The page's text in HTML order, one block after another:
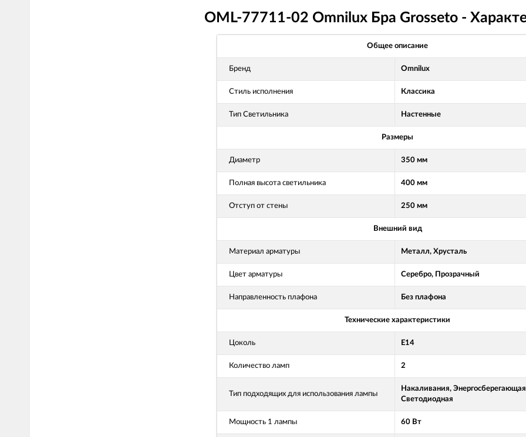
OML-77711-02 Omnilux Бра Grosseto -
Общее описание
Бренд Omnilux
Стиль исполнения Классика
Тип Светильника Настенные
Размеры
Диаметр 350 мм
Полная высота светильника 400 мм
Отступ от стены 250 мм
Внешний вид
Материал арматуры Металл, Хрусталь
Цвет арматуры Серебро, Прозрачный
Направленность плафона Без плафона
Технические характеристики
Цоколь Е14
Количество ламп 2
Тип подходящих для использования лампы
Накаливания,
Светодиодная
Мощность 1 лампы 60 Вт